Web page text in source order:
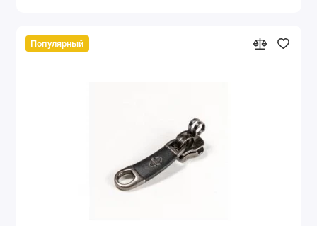
Популярный